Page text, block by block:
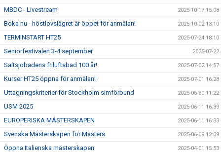
MBDC - Livestream 2025-10-17 15:08
Boka nu - höstlovslägret är öppet för anmälan! 2025-10-02 13:10
TERMINSTART HT25 2025-07-24 18:10
Seniorfestivalen 3-4 september 2025-07-22
Saltsjöbadens friluftsbad 100 år! 2025-07-02 14:57
Kurser HT25 öppna för anmälan! 2025-07-01 16:28
Uttagningskriterier för Stockholm simförbund 2025-06-30 11:22
USM 2025 2025-06-11 16:39
EUROPERISKA MÄSTERSKAPEN 2025-06-11 16:33
Svenska Mästerskapen för Masters 2025-06-09 12:09
Öppna Italienska mästerskapen 2025-04-01 15:53